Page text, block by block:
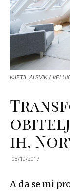
KJETIL ALSVIK / VELUX
ih.
08/10/2017
A da se mi